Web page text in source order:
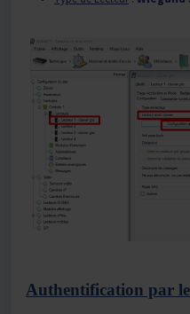
Authentification par